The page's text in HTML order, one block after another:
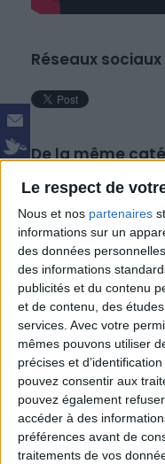
Le respect de
Nous et nos partenaires
informations sur un
des données
des informations
publicités et du contenu
et de contenu, des
services. Avec votre
mêmes pouvons utiliser
précises et
pouvez consentir aux
pouvez également
accéder à des
préférences avant de
traitements de vos
Réseaux sociaux
De la même
Conf : "Présence
sur TV Terres
Conf : "Les Élixirs
de l'Âme", de
D'amours
Une sceptique
Raphaele
L'Enseignement
Dhuin,
Conférence "Les
Dhuin, sur TV